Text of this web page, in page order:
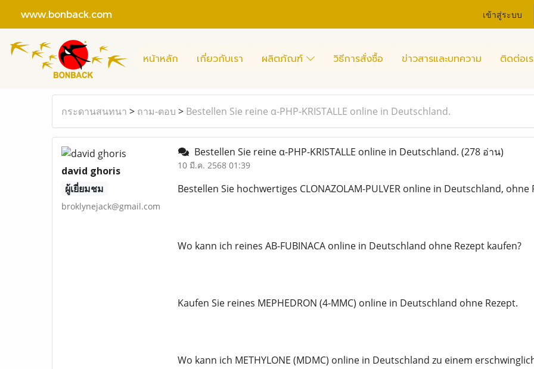
www.bonback.com เข้าสู่ระบบ
หน้าหลัก เกี่ยวกับเรา ผลิตภัณฑ์ วิธีการสั่งซื้อ ข่าวสารและบทความ ติดต่อเ
กระดานสนทนา > ถาม-ตอบ > Bestellen Sie reine α-PHP-KRISTALLE online in Deutschland.
david ghoris
ผู้เยี่ยมชม
broklynejack@gmail.com
Bestellen Sie reine α-PHP-KRISTALLE online in Deutschland. (278 อ่าน)
10 มี.ค. 2568 01:39
Bestellen Sie hochwertiges CLONAZOLAM-PULVER online in Deutschland, ohne
Wo kann ich reines AB-FUBINACA online in Deutschland ohne Rezept kaufen?
Kaufen Sie reines MEPHEDRON (4-MMC) online in Deutschland ohne Rezept.
Wo kann ich METHYLONE (MDMC) online in Deutschland zu einem